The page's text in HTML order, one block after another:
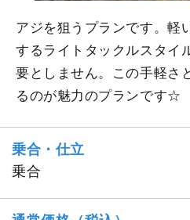
アジを狙うプランです。軽
するライトタックルスタイ
要としません。この手軽さ
るのが魅力のプランです☆
乗合・仕立
乗合